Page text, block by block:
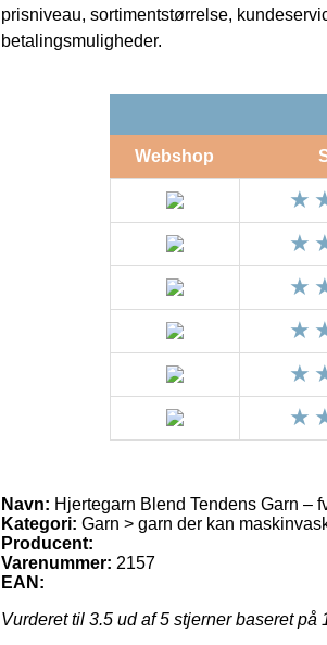
prisniveau, sortimentstørrelse,
betalingsmuligheder.
Webshop
Navn: Hjertegarn Blend Tendens Garn –
Kategori: Garn > garn der kan
Producent:
Varenummer: 2157
EAN:
Vurderet til 3.5 ud af 5 stjerner baseret på